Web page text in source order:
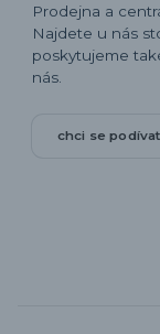
Prodejna a
Najdete u nás
poskytujeme
nás.
chci se podívat